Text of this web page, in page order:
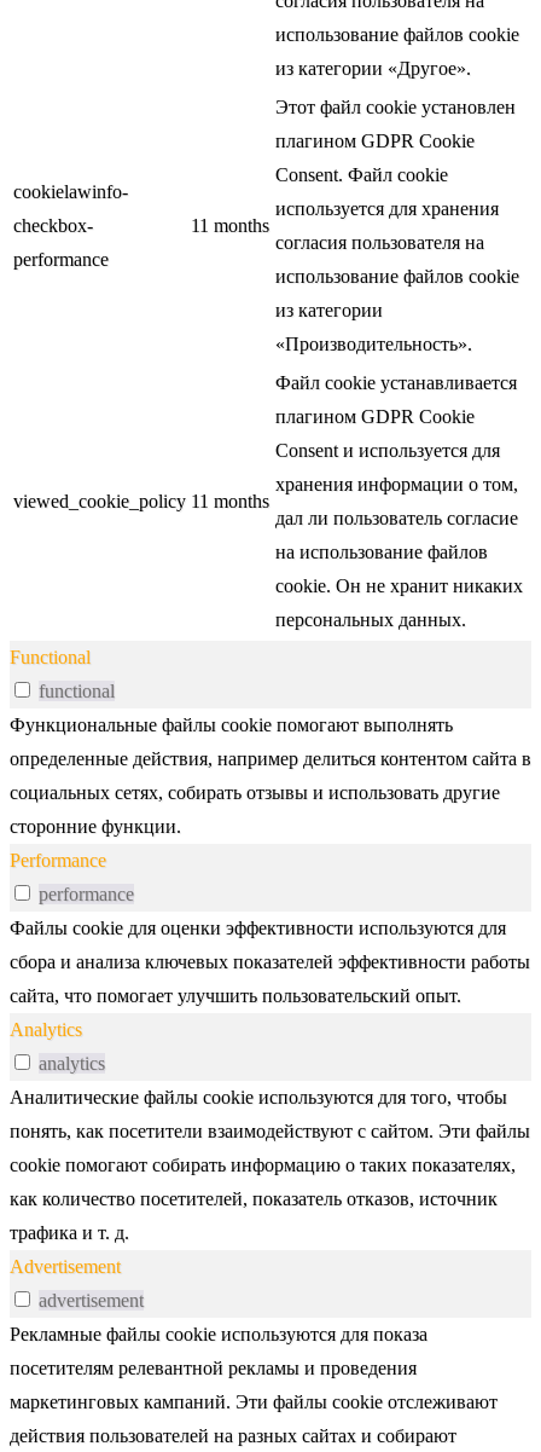
использование файлов cookie
из категории «Другое».
cookielawinfo-
checkbox-
performance
11 months
Этот файл cookie установлен
плагином GDPR Cookie
Consent. Файл cookie
используется для хранения
согласия пользователя на
использование файлов cookie
из категории
«Производительность».
viewed_cookie_policy 11 months
Файл cookie устанавливается
плагином GDPR Cookie
Consent и используется для
хранения информации о том,
дал ли пользователь согласие
на использование файлов
cookie. Он не хранит никаких
персональных данных.
Functional
functional
Функциональные файлы cookie помогают выполнять
определенные действия, например делиться контентом сайта в
социальных сетях, собирать отзывы и использовать другие
сторонние функции.
Performance
performance
Файлы cookie для оценки эффективности используются для
сбора и анализа ключевых показателей эффективности работы
сайта, что помогает улучшить пользовательский опыт.
Analytics
analytics
Аналитические файлы cookie используются для того, чтобы
понять, как посетители взаимодействуют с сайтом. Эти файлы
cookie помогают собирать информацию о таких показателях,
как количество посетителей, показатель отказов, источник
трафика и т. д.
Advertisement
advertisement
Рекламные файлы cookie используются для показа
посетителям релевантной рекламы и проведения
маркетинговых кампаний. Эти файлы cookie отслеживают
действия пользователей на разных сайтах и собирают